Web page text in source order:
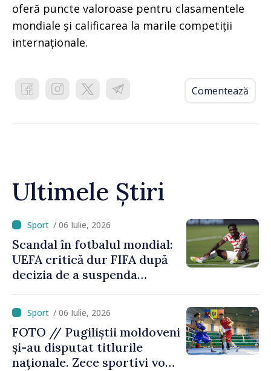
oferă puncte valoroase pentru clasamentele
mondiale și calificarea la marile competiții
internaționale.
Comentează
Ultimele Știri
/ 06 Iulie, 2026
Scandal în fotbalul mondial:
UEFA critică dur FIFA după
decizia de a suspenda
americanul Folarin Balogun
/ 06 Iulie, 2026
FOTO // Pugiliștii moldoveni
și-au disputat titlurile
naționale. Zece sportivi vor